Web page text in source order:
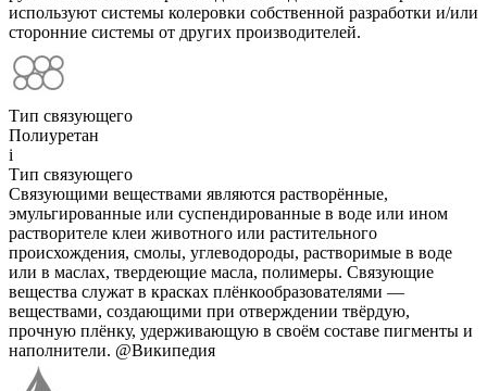
используют системы колеровки собственной разработки и/или
сторонние системы от других производителей.
Тип связующего
Полиуретан
i
Тип связующего
Связующими веществами являются растворённые,
эмульгированные или суспендированные в воде или ином
растворителе клеи животного или растительного
происхождения, смолы, углеводороды, растворимые в воде
или в маслах, твердеющие масла, полимеры. Связующие
вещества служат в красках плёнкообразователями —
веществами, создающими при отверждении твёрдую,
прочную плёнку, удерживающую в своём составе пигменты и
наполнители. @Википедия